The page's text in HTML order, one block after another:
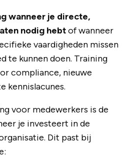
wanneer je directe,
nodig hebtof wanneer
vaardigheden missen
te kunnen doen. Training
compliance, nieuwe
kennislacunes.
voor medewerkers is de
je investeert in de
Dit past bij